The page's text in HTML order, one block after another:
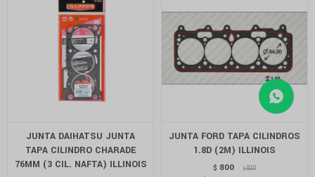
JUNTA DAIHATSU JUNTA
TAPA CILINDRO CHARADE
76MM (3 CIL. NAFTA) ILLINOIS
JUNTA FORD TAPA CILINDROS
1.8D (2M) ILLINOIS
$ 800 $820